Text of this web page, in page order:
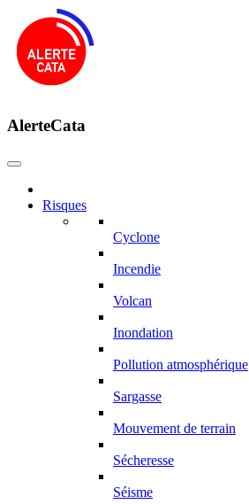
AlerteCata
Risques
Cyclone
Incendie
Volcan
Inondation
Pollution atmosphérique
Sargasse
Mouvement de terrain
Sécheresse
Séisme